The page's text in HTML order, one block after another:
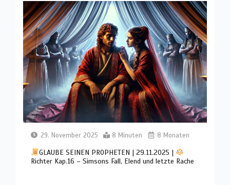
29. November 2025 8 Minuten 8 Monaten
GLAUBE SEINEN PROPHETEN | 29.11.2025 |
Richter Kap.16 – Simsons Fall, Elend und letzte Rache